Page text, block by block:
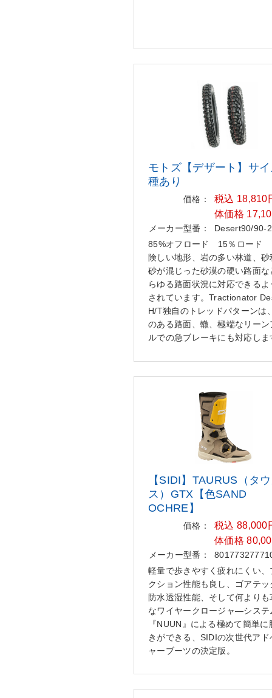
モトズ【デザート】サ
種あり
価格：
税込 18,810
体価格
メーカー型番：
Desert90/90-
85%オフロード 15％ロード
険しい地形、岩の多い林道、砂
砂が混じった砂漠の硬い路面な
らゆる路面状況に対応できるよ
されています。Tractionator
H/T独自のトレッドパターンは
のある路面、轍、極端なリーン
ルでの急ブレーキにも対応しま
【SIDI】TAURUS（タ
ス）GTX【色SAND
OCHRE】
価格：
税込 88,000
体価格
メーカー型番：
軽量で歩きやすく疲れにくい、
クション性能も良し、ゴアテッ
防水透湿性能、そして何よりも
なワイヤークロージャ―システ
『NUUN』による極めて簡単に
きができる、SIDIの次世代アド
ャーブーツの決定版。